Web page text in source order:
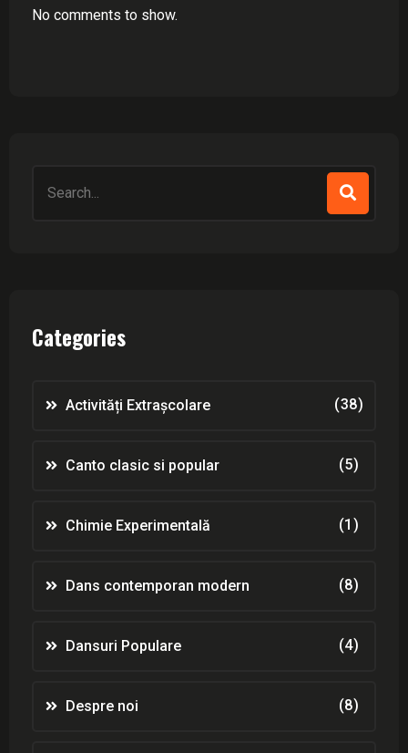
No comments to show.
for:
Categories
Activități Extrașcolare (38)
Canto clasic si popular (5)
Chimie Experimentală (1)
Dans contemporan modern (8)
Dansuri Populare (4)
Despre noi (8)